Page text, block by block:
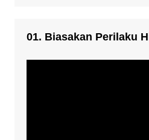
01. Biasakan Perilaku